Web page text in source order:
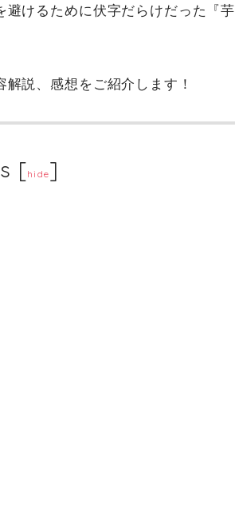
けるために伏字だらけだった『芋
説、感想をご紹介します！
[hide]